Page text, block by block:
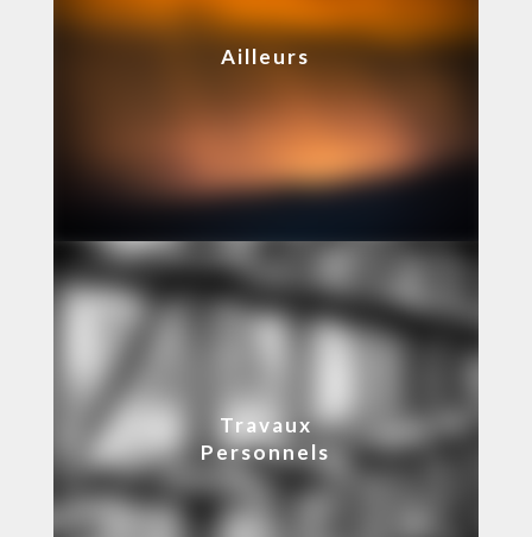
Ailleurs
Travaux
Personnels